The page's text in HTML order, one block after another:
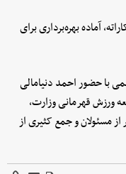
کاراته، آماده بهره‌برداری برای
با حضور احمد دنیامالی
ورزش قهرمانی وزارت،
مسئولان و جمع کثیری از